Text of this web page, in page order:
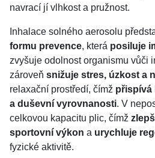
navrací jí vlhkost a pružnost.
Inhalace solného aerosolu
formu prevence, která posiluje
zvyšuje odolnost organismu vůči
zároveň snižuje stres, úzkost a
relaxační prostředí, čímž přispívá
a duševní vyrovnanosti. V
celkovou kapacitu plic, čímž
sportovní výkon a urychluje
fyzické aktivitě.